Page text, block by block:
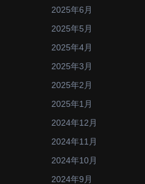
2025年6月
2025年5月
2025年4月
2025年3月
2025年2月
2025年1月
2024年12月
2024年11月
2024年10月
2024年9月